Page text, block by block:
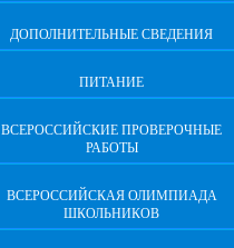
ДОПОЛНИТЕЛЬНЫЕ СВЕДЕНИЯ
ПИТАНИЕ
ВСЕРОССИЙСКИЕ ПРОВЕРОЧНЫЕ
РАБОТЫ
ВСЕРОССИЙСКАЯ ОЛИМПИАДА
ШКОЛЬНИКОВ